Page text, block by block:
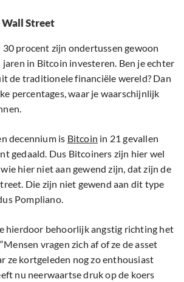
Street
30 procent zijn ondertussen gewoon
jaren in Bitcoin investeren. Ben je echter
de traditionele financiële wereld? Dan
percentages, waar je waarschijnlijk
decennium is Bitcoin in 21 gevallen
gedaald. Dus Bitcoiners zijn hier wel
hier niet aan gewend zijn, dat zijn de
Die zijn niet gewend aan dit type
Pompliano.
hierdoor behoorlijk angstig richting het
vragen zich af of ze de asset
ze kortgeleden nog zo enthousiast
nu neerwaartse druk op de koers